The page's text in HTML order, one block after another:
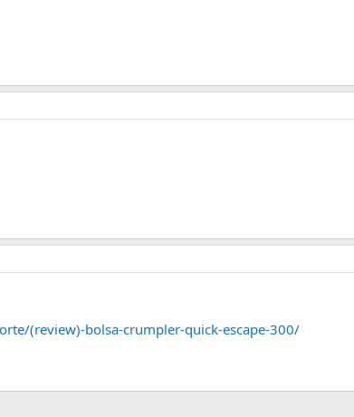
(review)-bolsa-crumpler-quick-escape-300/